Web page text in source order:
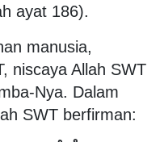
ayat 186).
manusia,
niscaya Allah SWT
Nya. Dalam
SWT berfirman: